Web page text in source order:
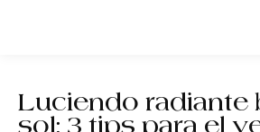
Luciendo radiante
sol: 3 tips para el